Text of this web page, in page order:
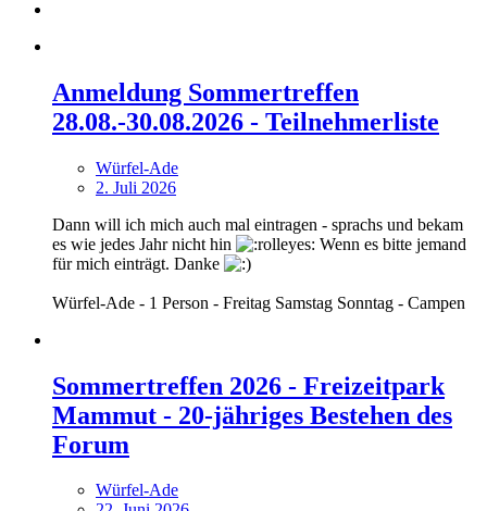
Anmeldung Sommertreffen
28.08.-30.08.2026 - Teilnehmerliste
Würfel-Ade
2. Juli 2026
Dann will ich mich auch mal eintragen - sprachs und bekam
es wie jedes Jahr nicht hin
Wenn es bitte jemand
für mich einträgt. Danke
Würfel-Ade - 1 Person - Freitag Samstag Sonntag - Campen
Sommertreffen 2026 - Freizeitpark
Mammut - 20-jähriges Bestehen des
Forum
Würfel-Ade